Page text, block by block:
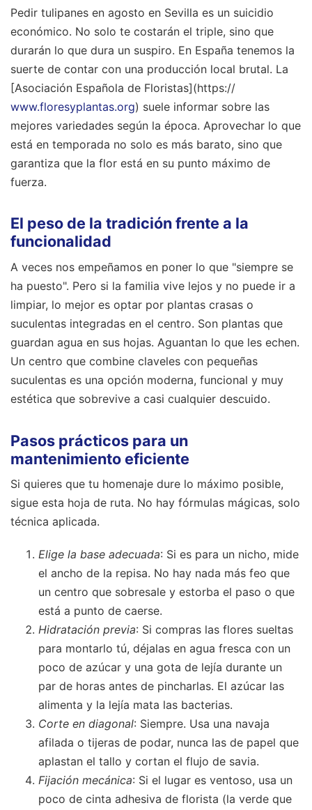
Pedir tulipanes en agosto en Sevilla es un suicidio
económico. No solo te costarán el triple, sino que
durarán lo que dura un suspiro. En España tenemos la
suerte de contar con una producción local brutal. La
[Asociación Española de Floristas](https://
www.floresyplantas.org) suele informar sobre las
mejores variedades según la época. Aprovechar lo que
está en temporada no solo es más barato, sino que
garantiza que la flor está en su punto máximo de
fuerza.
El peso de la tradición frente a la
funcionalidad
A veces nos empeñamos en poner lo que "siempre se
ha puesto". Pero si la familia vive lejos y no puede ir a
limpiar, lo mejor es optar por plantas crasas o
suculentas integradas en el centro. Son plantas que
guardan agua en sus hojas. Aguantan lo que les echen.
Un centro que combine claveles con pequeñas
suculentas es una opción moderna, funcional y muy
estética que sobrevive a casi cualquier descuido.
Pasos prácticos para un
mantenimiento eficiente
Si quieres que tu homenaje dure lo máximo posible,
sigue esta hoja de ruta. No hay fórmulas mágicas, solo
técnica aplicada.
Elige la base adecuada: Si es para un nicho, mide
el ancho de la repisa. No hay nada más feo que
un centro que sobresale y estorba el paso o que
está a punto de caerse.
Hidratación previa: Si compras las flores sueltas
para montarlo tú, déjalas en agua fresca con un
poco de azúcar y una gota de lejía durante un
par de horas antes de pincharlas. El azúcar las
alimenta y la lejía mata las bacterias.
Corte en diagonal: Siempre. Usa una navaja
afilada o tijeras de podar, nunca las de papel que
aplastan el tallo y cortan el flujo de savia.
Fijación mecánica: Si el lugar es ventoso, usa un
poco de cinta adhesiva de florista (la verde que